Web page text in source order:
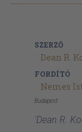
SZERZŐ
Dean R.
FORDÍTÓ
Nemes
Budapest
'Dean R.